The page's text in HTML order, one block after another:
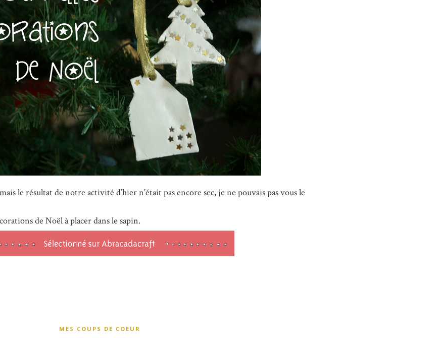
le résultat de notre activité d’hier n’était pas encore sec, je ne pouvais pas vous le
de Noël à placer dans le sapin.
MES COUPS DE COEUR